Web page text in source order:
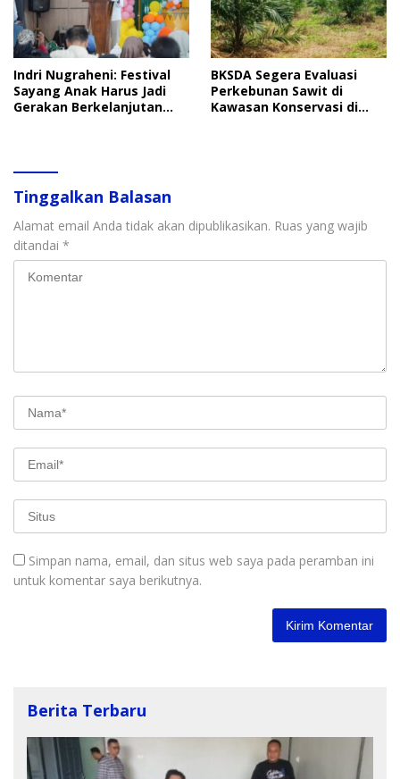
Indri Nugraheni: Festival
Sayang Anak Harus Jadi
Gerakan Berkelanjutan
BKSDA Segera Evaluasi
Perkebunan Sawit di
Kawasan Konservasi di
Tinggalkan Balasan
Alamat email Anda tidak akan dipublikasikan. Ruas yang wajib
ditandai *
Simpan nama, email, dan situs web saya pada peramban ini
untuk komentar saya berikutnya.
Berita Terbaru